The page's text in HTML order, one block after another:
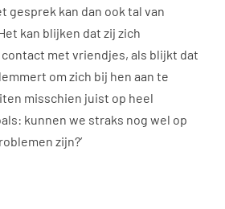
gesprek kan dan ook tal van
kan blijken dat zij zich
met vriendjes, als blijkt dat
om zich bij hen aan te
misschien juist op heel
kunnen we straks nog wel op
zijn?’